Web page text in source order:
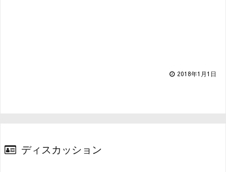
2018年1月1日
ディスカッション